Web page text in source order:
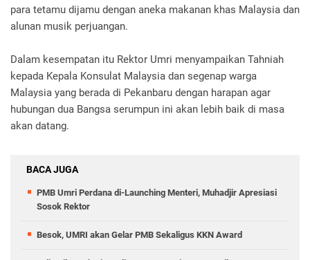
para tetamu dijamu dengan aneka makanan khas Malaysia dan
alunan musik perjuangan.
Dalam kesempatan itu Rektor Umri menyampaikan Tahniah
kepada Kepala Konsulat Malaysia dan segenap warga
Malaysia yang berada di Pekanbaru dengan harapan agar
hubungan dua Bangsa serumpun ini akan lebih baik di masa
akan datang.
BACA JUGA
PMB Umri Perdana di-Launching Menteri, Muhadjir Apresiasi
Sosok Rektor
Besok, UMRI akan Gelar PMB Sekaligus KKN Award